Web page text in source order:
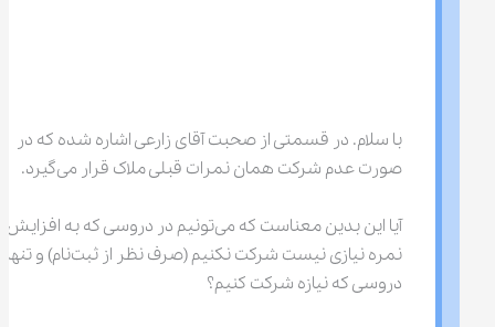
با سلام. در قسمتی از صحبت آقای زارعی اشاره شده که در
صورت عدم شرکت همان نمرات قبلی ملاک قرار می‌گیرد.
آیا این بدین معناست که می‌تونیم در دروسی که به افزایش
نمره نیازی نیست شرکت نکنیم (صرف نظر از
دروسی که نیازه شرکت کنیم؟